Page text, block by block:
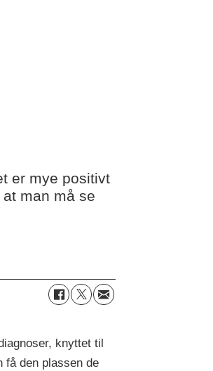
er mye positivt
man må se
knyttet til
få den plassen de